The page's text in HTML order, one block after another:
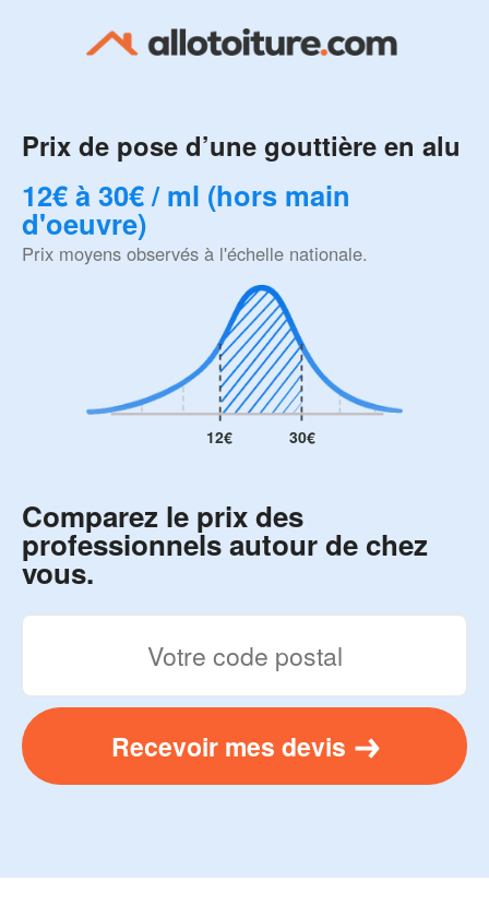
Prix de pose d’une gouttière en alu
12€ à 30€ / ml (hors main
d'oeuvre)
Prix moyens observés à l'échelle nationale.
12€ 30€
Comparez le prix des
professionnels autour de chez
vous.
Recevoir mes devis